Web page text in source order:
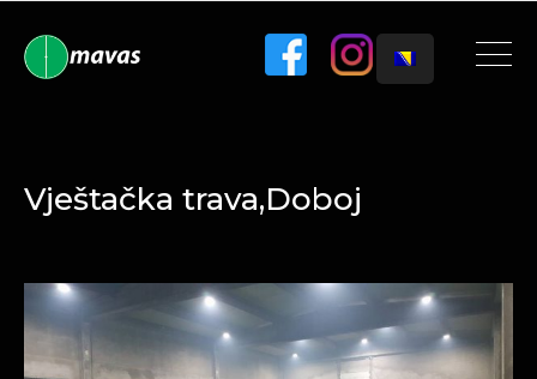
Vještačka trava,Doboj